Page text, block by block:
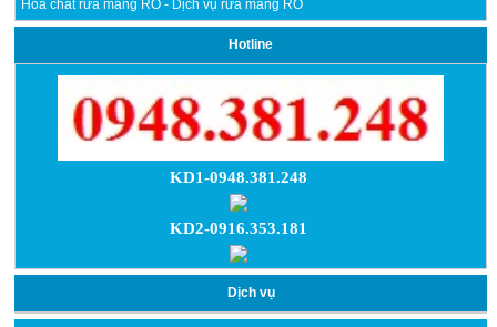
Hóa chất rửa màng RO - Dịch vụ rửa màng RO
Hotline
KD1-0948.381.248
KD2-0916.353.181
Dịch vụ